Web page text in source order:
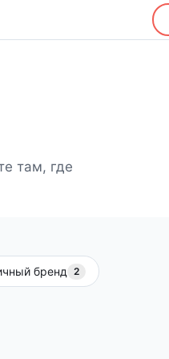
там, где
бренд 2